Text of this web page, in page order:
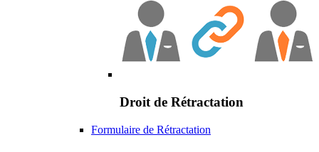
Droit de Rétractation
Formulaire de Rétractation